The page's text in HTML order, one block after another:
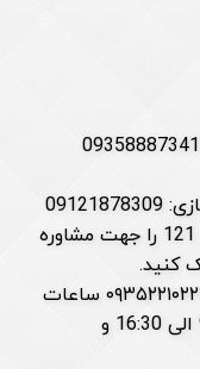
در صورت عدم پاسخگویی شرکت عدد 121 را جهت مشاوره
نماینده شیراز آقای مهندس آذرپیرا: ۰۹۳۵۲۲۱۰۲۲۱ ساعات
کاری شنبه الی چهارشنبه ساعت 9:30 الی 16:30 و